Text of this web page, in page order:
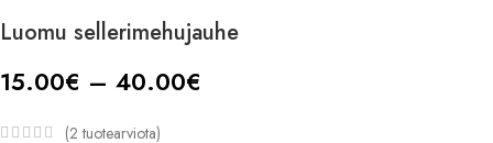
Luomu sellerimehujauhe
15.00€ – 40.00€
(2 tuotearviota)